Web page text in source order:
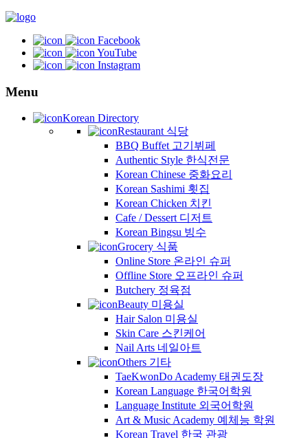
Facebook
YouTube
Instagram
Menu
Korean Directory
Restaurant 식당
BBQ Buffet 고기뷔페
Authentic Style 한식전문
Korean Chinese 중화요리
Korean Sashimi 횟집
Korean Chicken 치킨
Cafe / Dessert 디저트
Korean Bingsu 빙수
Grocery 식품
Online Store 온라인 슈퍼
Offline Store 오프라인 슈퍼
Butchery 정육점
Beauty 미용실
Hair Salon 미용실
Skin Care 스킨케어
Nail Arts 네일아트
Others 기타
TaeKwonDo Academy 태권도장
Korean Language 한국어학원
Language Institute 외국어학원
Art & Music Academy 예체능 학원
Korean Travel 한국 관광